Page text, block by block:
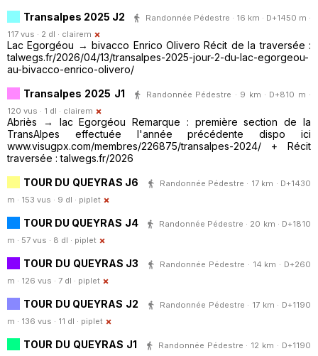
Transalpes 2025 J2
Randonnée Pédestre · 16 km · D+1450 m ·
117 vus · 2 dl · clairem
Lac Egorgéou → bivacco Enrico Olivero Récit de la traversée :
talwegs.fr/2026/04/13/transalpes-2025-jour-2-du-lac-egorgeou-
au-bivacco-enrico-olivero/
Transalpes 2025 J1
Randonnée Pédestre · 9 km · D+810 m ·
120 vus · 1 dl · clairem
Abriès → lac Egorgéou Remarque : première section de la
TransAlpes effectuée l'année précédente dispo ici
www.visugpx.com/membres/226875/transalpes-2024/ + Récit
traversée : talwegs.fr/2026
TOUR DU QUEYRAS J6
Randonnée Pédestre · 17 km · D+1430
m · 153 vus · 9 dl · piplet
TOUR DU QUEYRAS J4
Randonnée Pédestre · 20 km · D+1810
m · 57 vus · 8 dl · piplet
TOUR DU QUEYRAS J3
Randonnée Pédestre · 14 km · D+260
m · 126 vus · 7 dl · piplet
TOUR DU QUEYRAS J2
Randonnée Pédestre · 17 km · D+1190
m · 136 vus · 11 dl · piplet
TOUR DU QUEYRAS J1
Randonnée Pédestre · 12 km · D+1190